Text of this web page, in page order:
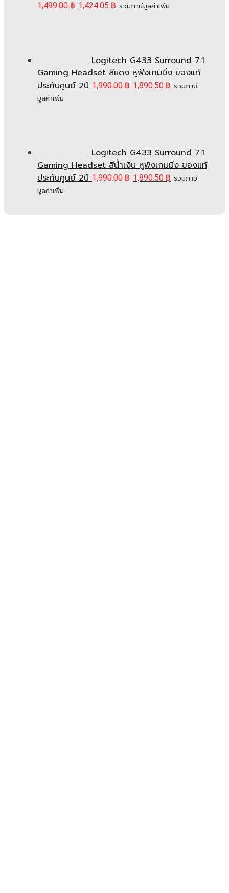
1,499.00฿ 1,424.05 ฿ รวมภาษีมูลค่าเพิ่ม
Logitech G433 Surround 7.1
Gaming Headset สีแดง หูฟังเกมมิ่ง ของแท้
ประกันศูนย์ 2ปี 1,990.00฿ 1,890.50 ฿ รวมภาษี
มูลค่าเพิ่ม
Logitech G433 Surround 7.1
Gaming Headset สีน้ำเงิน หูฟังเกมมิ่ง ของแท้
ประกันศูนย์ 2ปี 1,990.00฿ 1,890.50 ฿ รวมภาษี
มูลค่าเพิ่ม